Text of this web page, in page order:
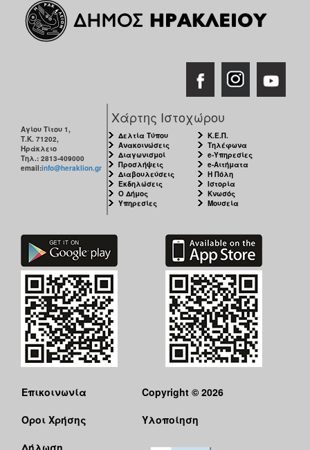
Αγίου Τίτου 1,
Τ.Κ. 71202,
Ηράκλειο
Τηλ.: 2813-409000
email:info@heraklion.gr
Χάρτης Ιστοχώρου
Δελτία Τύπου
Ανακοινώσεις
Διαγωνισμοί
Προσλήψεις
Διαβουλεύσεις
Εκδηλώσεις
Ο Δήμος
Υπηρεσίες
Κ.Ε.Π.
Τηλέφωνα
e-Υπηρεσίες
e-Αιτήματα
Η Πόλη
Ιστορία
Κνωσός
Μουσεία
Επικοινωνία
Όροι Χρήσης
Δήλωση
Copyright © 2026
Υλοποίηση